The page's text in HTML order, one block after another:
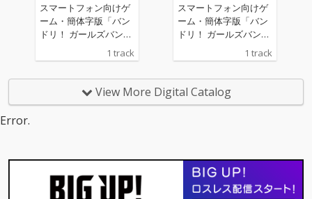
スマートフォン向けゲ
ーム・簡体字版「バン
ドリ！ ガールズバンド
6周年を記念した書き
1 track
スマートフォン向けゲ
ーム・簡体字版「バン
ドリ！ ガールズバンド
パーティ！」リリース
6周年を記念した書き
1 track
View More Digital Catalog
Error.